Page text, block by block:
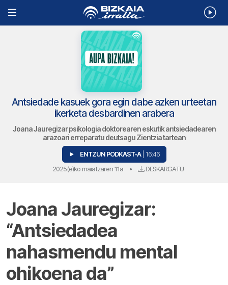
Antsiedade kasuek gora egin dabe azken urteetan
ikerketa desbardinen arabera
Joana Jauregizar psikologia doktorearen eskutik antsiedadearen
arazoari erreparatu deutsagu Zientzia tartean
ENTZUN PODKAST-A | 16:46
2025(e)ko maiatzaren 11a • DESKARGATU
Joana Jauregizar:
“Antsiedadea
nahasmendu mental
ohikoena da”